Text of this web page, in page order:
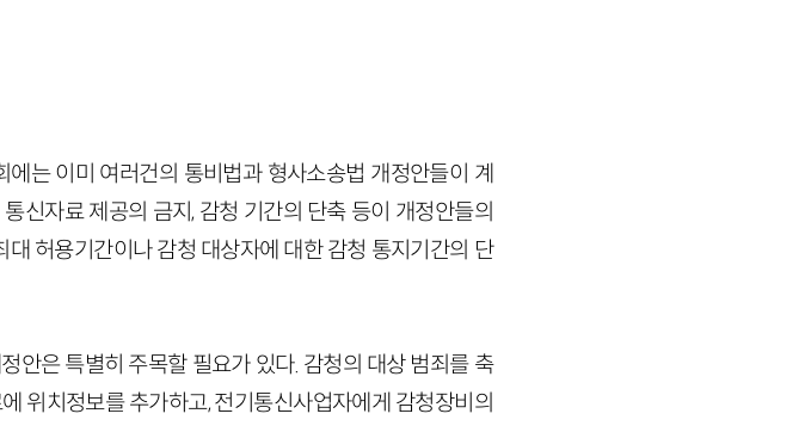
는 이미 여러건의 통비법과 형사소송법 개정안들이 계
신자료 제공의 금지, 감청 기간의 단축 등이 개정안들의
허용기간이나 감청 대상자에 대한 감청 통지기간의 단
안은 특별히 주목할 필요가 있다. 감청의 대상 범죄를 축
위치정보를 추가하고, 전기통신사업자에게 감청장비의